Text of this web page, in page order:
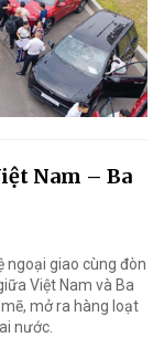
Nam – Ba
ngoại giao cùng đòn
Việt Nam và Ba
mở ra hàng loạt
nước.